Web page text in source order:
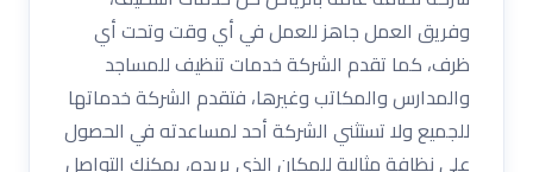
وفريق العمل جاهز للعمل في أي وقت وتحت أي
ظرف، كما تقدم الشركة خدمات تنظيف للمساجد
والمدارس والمكاتب وغيرها، فتقدم الشركة خدماتها
للجميع ولا تستثني الشركة أحد لمساعدته في الحصول
على نظافة مثالية للمكان الذي يريده، يمكنك التواصل